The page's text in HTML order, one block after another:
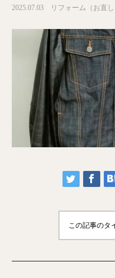
2025.07.03 リフォーム（お直
この記事のタ